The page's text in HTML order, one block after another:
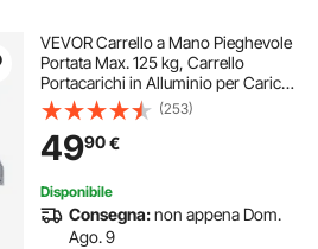
VEVOR Carrello a Mano Pieghevole
Portata Max. 125 kg, Carrello
Portacarichi in Alluminio per Carichi
Pesanti, Carrello Porta Carichi con
Maniglia Telescopica per Trasporto
Merci Oggetti da Magazzino
(253)
4990€
Disponibile
Consegna:non appena Dom.
Ago. 9